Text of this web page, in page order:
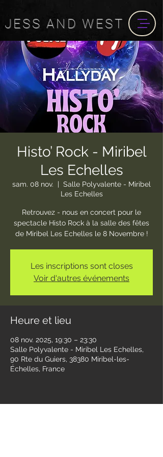
JESSAND WEST
Histo’ Rock - Miribel
Les Echelles
sam. 08 nov.
  |
Salle Polyvalente - Miribel
Les Echelles
Retrouvez - nous en concert pour le
spectacle Histo Rock à la salle des fêtes
de Miribel Les Echelles le 8 Novembre !
Les inscriptions sont closes
Voir d'autres événements
Heure et lieu
08 nov. 2025, 19:30 – 23:30
Salle Polyvalente - Miribel Les Echelles,
90 Rte du Guiers, 38380 Miribel-les-
Échelles, France